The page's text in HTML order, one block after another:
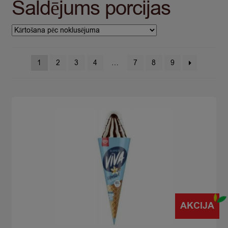
Saldējums porcijas
1 2 3 4 … 7 8 9
AKCIJA